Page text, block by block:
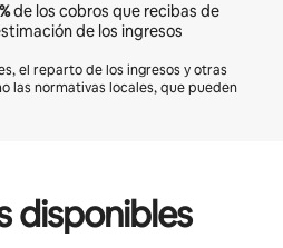
de los cobros que recibas de
de los ingresos
el reparto de los ingresos y otras
las normativas locales, que pueden
disponibles